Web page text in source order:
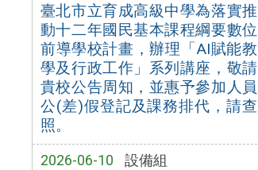
臺北市立育成高級中學為落實推
動十二年國民基本課程綱要數位
前導學校計畫，辦理「AI賦能教
學及行政工作」系列講座，敬請
貴校公告周知，並惠予參加人員
公(差)假登記及課務排代，請查
照。
2026-06-10 設備組